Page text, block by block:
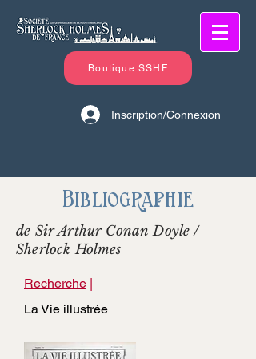
Boutique SSHF
Inscription/Connexion
Bibliographie
de Sir Arthur Conan Doyle /
Sherlock Holmes
Recherche |
La Vie illustrée